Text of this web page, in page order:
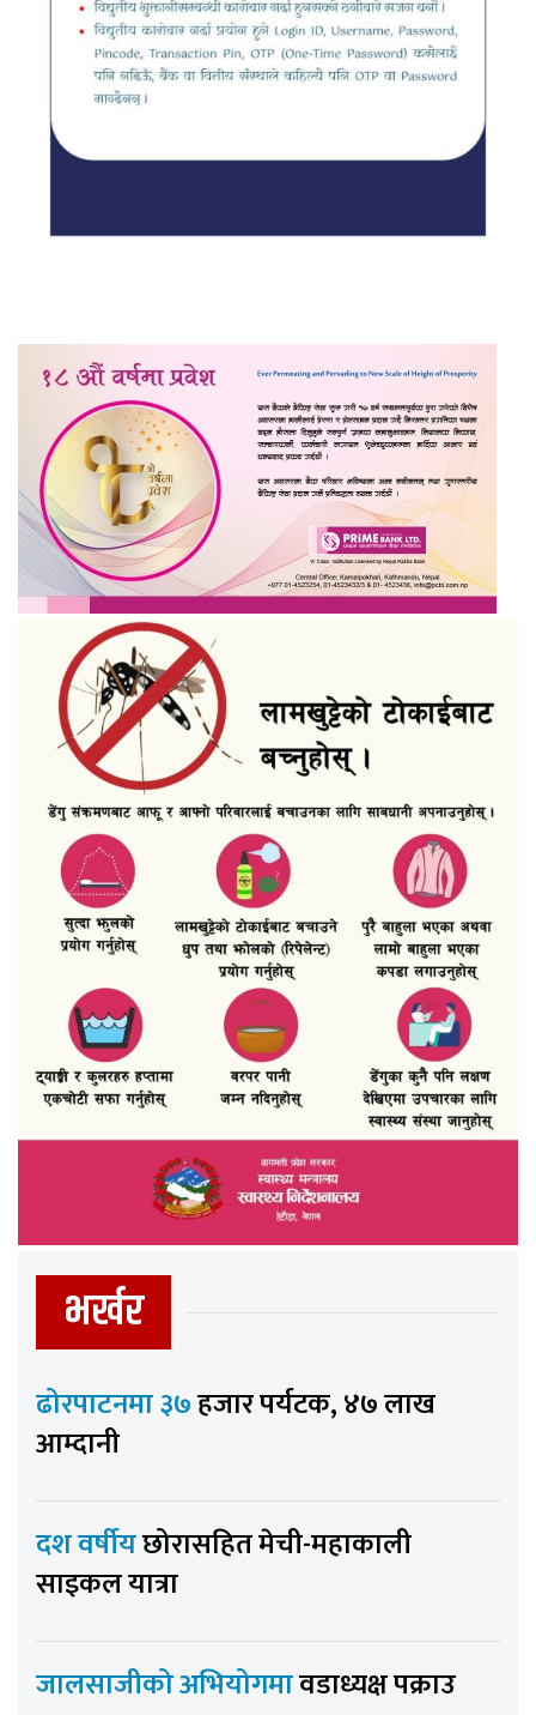
भर्खर
ढोरपाटनमा ३७हजार पर्यटक, ४७ लाख
आम्दानी
दश वर्षीयछोरासहित मेची-महाकाली
साइकल यात्रा
जालसाजीको अभियोगमावडाध्यक्ष पक्राउ